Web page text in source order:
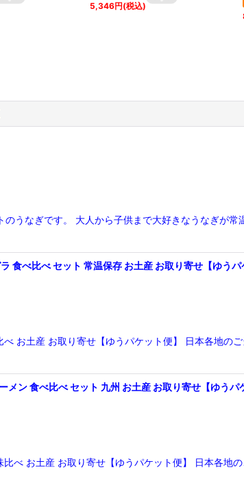
5,346円(税込)
うなぎです。 大人から子供まで大好きなうなぎが常
食べ比べ セット 常温保存 お土産 お取り寄せ【ゆうパ
お土産 お取り寄せ【ゆうパケット便】 日本各地のご
ン 食べ比べ セット 九州 お土産 お取り寄せ【ゆうパ
べ お土産 お取り寄せ【ゆうパケット便】 日本各地